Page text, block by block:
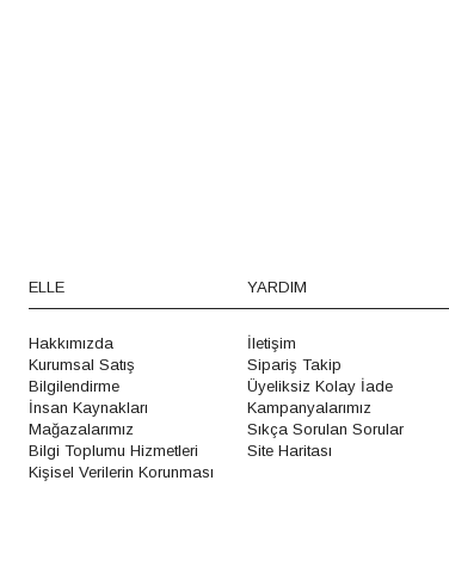
ELLE
Hakkımızda
Kurumsal Satış
Bilgilendirme
İnsan Kaynakları
Mağazalarımız
Bilgi Toplumu Hizmetleri
Kişisel Verilerin Korunması
YARDIM
İletişim
Sipariş Takip
Üyeliksiz Kolay İade
Kampanyalarımız
Sıkça Sorulan Sorular
Site Haritası